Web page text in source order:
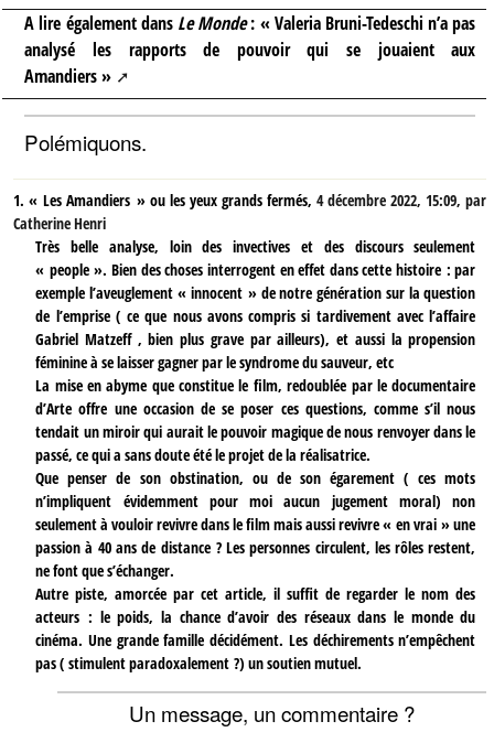
A lire également dans Le Monde: « Valeria Bruni-Tedeschi n’a pas
analysé les rapports de pouvoir qui se jouaient aux
Amandiers »
Polémiquons.
1. « Les Amandiers » ou les yeux grands fermés,4 décembre 2022, 15:09,par
Catherine Henri
Très belle analyse, loin des invectives et des discours seulement
« people ». Bien des choses interrogent en effet dans cette histoire : par
exemple l’aveuglement « innocent » de notre génération sur la question
de l’emprise ( ce que nous avons compris si tardivement avec l’affaire
Gabriel Matzeff , bien plus grave par ailleurs), et aussi la propension
féminine à se laisser gagner par le syndrome du sauveur, etc
La mise en abyme que constitue le film, redoublée par le documentaire
d’Arte offre une occasion de se poser ces questions, comme s’il nous
tendait un miroir qui aurait le pouvoir magique de nous renvoyer dans le
passé, ce qui a sans doute été le projet de la réalisatrice.
Que penser de son obstination, ou de son égarement ( ces mots
n’impliquent évidemment pour moi aucun jugement moral) non
seulement à vouloir revivre dans le film mais aussi revivre « en vrai » une
passion à 40 ans de distance ? Les personnes circulent, les rôles restent,
ne font que s’échanger.
Autre piste, amorcée par cet article, il suffit de regarder le nom des
acteurs : le poids, la chance d’avoir des réseaux dans le monde du
cinéma. Une grande famille décidément. Les déchirements n’empêchent
pas ( stimulent paradoxalement ?) un soutien mutuel.
Un message, un commentaire ?